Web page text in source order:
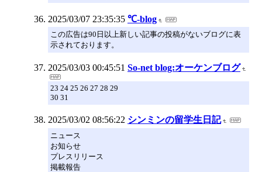
2025/03/07 23:35:35 ℃-blog
この広告は90日以上新しい記事の投稿がないブログに表
示されております。
2025/03/03 00:45:51 So-net blog:オーケンブログ
23 24 25 26 27 28 29
30 31
2025/03/02 08:56:22 シンミンの留学生日記
ニュース
お知らせ
プレスリリース
掲載報告